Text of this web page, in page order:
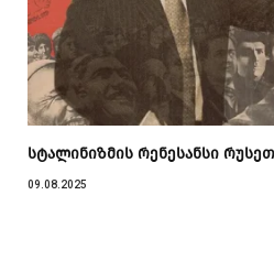
სტალინიზმის რენესანსი
09.08.2025